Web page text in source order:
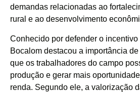
demandas relacionadas ao
rural e ao desenvolvimento
Conhecido por defender o incentivo
Bocalom destacou a importância
que os trabalhadores do campo
produção e gerar mais
renda. Segundo ele, a valorização